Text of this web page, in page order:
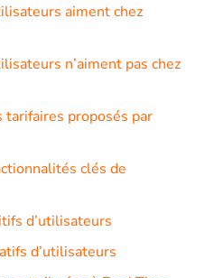
aiment chez
n’aiment pas chez
proposés par
clés de
d’utilisateurs
d’utilisateurs